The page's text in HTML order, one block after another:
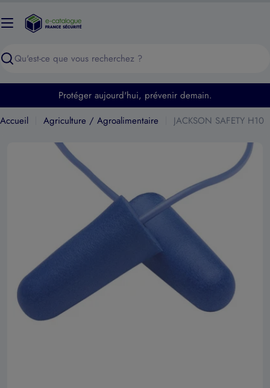
au
Recherche
Protéger aujourd'hui, prévenir demain.
Accueil
Agriculture / Agroalimentaire JACKSON SAFETY H10
Ouvrir le média 0 en mode modal